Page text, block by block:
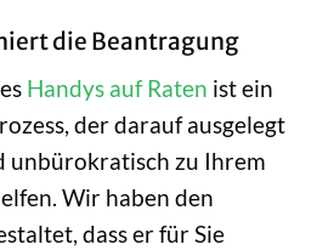
die Beantragung
Handys auf Raten ist ein
der darauf ausgelegt
unbürokratisch zu Ihrem
Wir haben den
dass er für Sie